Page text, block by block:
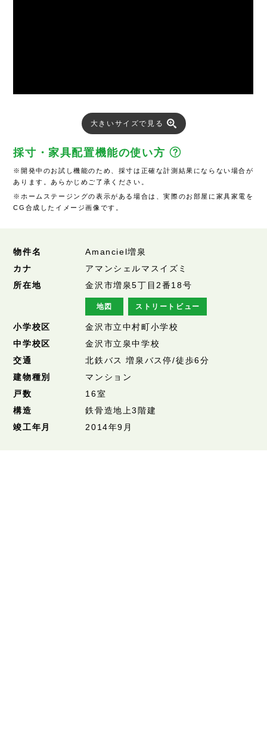
大きいサイズで見る
採寸・家具配置機能の使い方
※開発中のお試し機能のため、採寸は正確な計測結果にならない場合が
あります。あらかじめご了承ください。
※ホームステージングの表示がある場合は、実際のお部屋に家具家電を
CG合成したイメージ画像です。
物件名
Amanciel増泉
カナ
アマンシェルマスイズミ
所在地
金沢市増泉5丁目2番18号
地図 ストリートビュー
小学校区
金沢市立中村町小学校
中学校区
金沢市立泉中学校
交通
北鉄バス 増泉バス停/徒歩6分
建物種別
マンション
戸数
16室
構造
鉄骨造地上3階建
竣工年月
2014年9月